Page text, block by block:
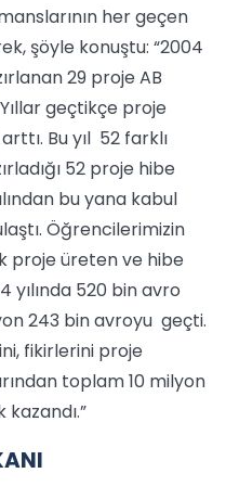
her geçen
şöyle konuştu: “2004
29 proje AB
geçtikçe proje
Bu yıl 52 farklı
52 proje hibe
bu yana kabul
Öğrencilerimizin
proje üreten ve hibe
yılında 520 bin avro
243 bin avroyu geçti.
fikirlerini proje
toplam 10 milyon